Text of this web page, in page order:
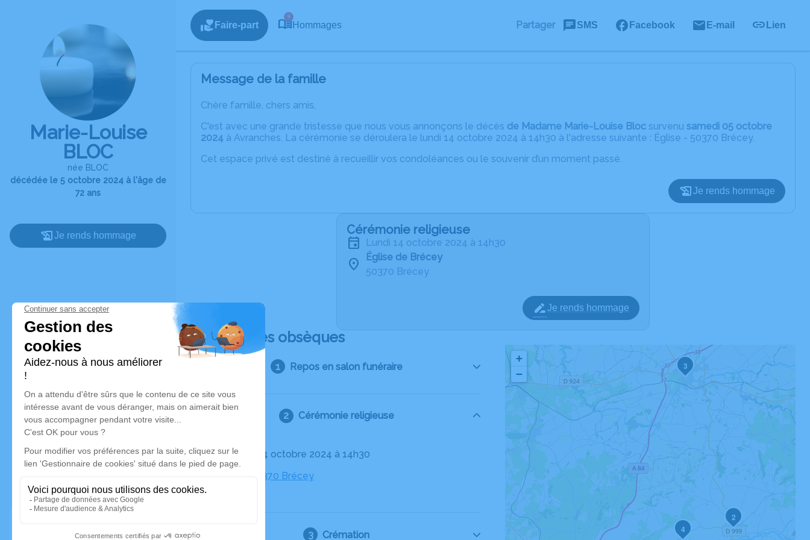
Marie-Louise
BLOC
née BLOC
décédée le 5 octobre 2024 à l'âge de
72 ans
Je rends hommage
Faire-part
9
Hommages Partager SMS Facebook E-mail Lien
Message de la famille
Chère famille, chers amis,
C'est avec une grande tristesse que nous vous annonçons le décès de Madame Marie-Louise Bloc survenu samedi 05 octobre
2024 à Avranches. La cérémonie se déroulera le lundi 14 octobre 2024 à 14h30 à l'adresse suivante : Église - 50370 Brécey.
Cet espace privé est destiné à recueillir vos condoléances ou le souvenir d’un moment passé.
Je rends hommage
Cérémonie religieuse
lundi 14 octobre 2024 à 14h30
Église de Brécey
50370 Brécey
Je rends hommage
Déroulé des obsèques
Repos en salon funéraire
Cérémonie religieuse
Le lundi 14 octobre 2024 à 14h30
Église, 50370 Brécey
Crémation
2
3
4
+
−